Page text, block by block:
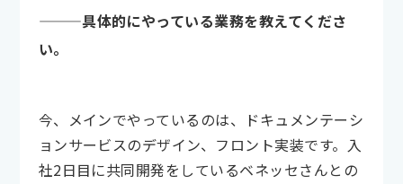
———具体的にやっている業務を教えてくださ
い。
今、メインでやっているのは、ドキュメンテーシ
ョンサービスのデザイン、フロント実装です。入
社2日目に共同開発をしているベネッセさんとの